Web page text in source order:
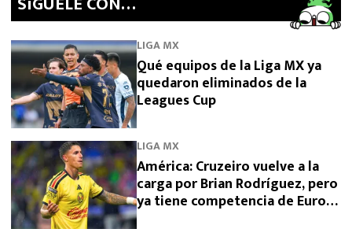
LIGA MX
Qué equipos de la Liga MX ya
quedaron eliminados de la
Leagues Cup
LIGA MX
América: Cruzeiro vuelve a la
carga por Brian Rodríguez, pero
ya tiene competencia de Europa